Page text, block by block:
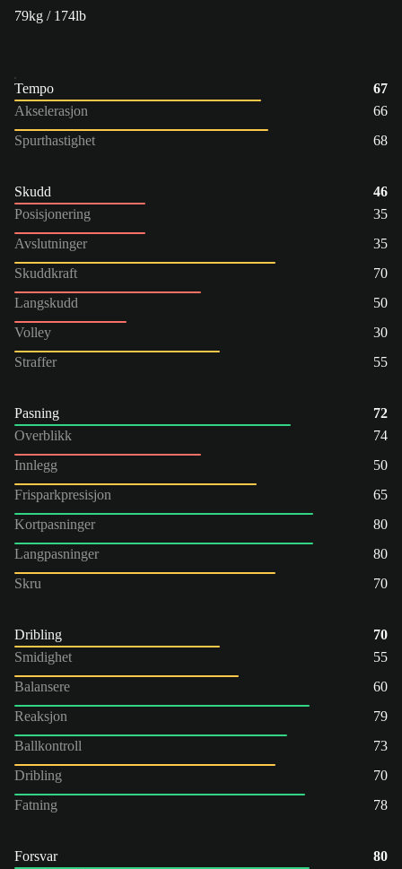
79kg / 174lb
Tempo
67
Akselerasjon
66
Spurthastighet
68
Skudd
46
Posisjonering
35
Avslutninger
35
Skuddkraft
70
Langskudd
50
Volley
30
Straffer
55
Pasning
72
Overblikk
74
Innlegg
50
Frisparkpresisjon
65
Kortpasninger
80
Langpasninger
80
Skru
70
Dribling
70
Smidighet
55
Balansere
60
Reaksjon
79
Ballkontroll
73
Dribling
70
Fatning
78
Forsvar
80